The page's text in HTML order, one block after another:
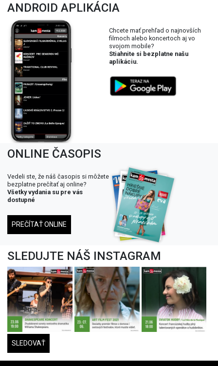
ANDROID APLIKÁCIA
Chcete mať prehľad o najnovších
filmoch alebo koncertoch aj vo
svojom mobile?
Stiahnite si bezplatne našu
aplikáciu.
ONLINE ČASOPIS
Vedeli ste, že náš časopis si môžete
bezplatne prečítať aj online?
Všetky vydania su pre vás
dostupné
PREČÍTAŤ ONLINE
SLEDUJTE NÁŠ INSTAGRAM
SLEDOVAŤ